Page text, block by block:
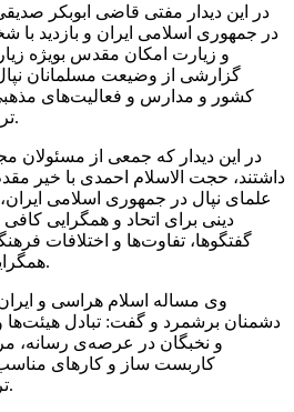
در این دیدار مفتی قاضی ابوبکر
در جمهوری اسلامی ایران و بازدید
و زیارت امکان مقدس بویژه
گزارشی از وضیعت مسلمانان
کشور و مدارس و فعالیت‌های
، تبلیغات دینی ارائه کرد.
در این دیدار که جمعی از مسئولان
داشتند، حجت الاسلام احمدی با خیر
علمای نپال در جمهوری اسلامی
دینی برای اتحاد و همگرایی
گفتگوها، تفاوت‌ها و اختلافات
همگرایی و تقویت اشتراکات یافت.
وی مساله اسلام هراسی و
دشمنان برشمرد و گفت: تبادل
و نخبگان در عرصه‌ی رسانه،
کاربست ساز و کارهای مناسب
باشد.